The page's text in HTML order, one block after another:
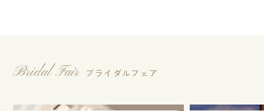
Bridal Fair ブライダルフェア